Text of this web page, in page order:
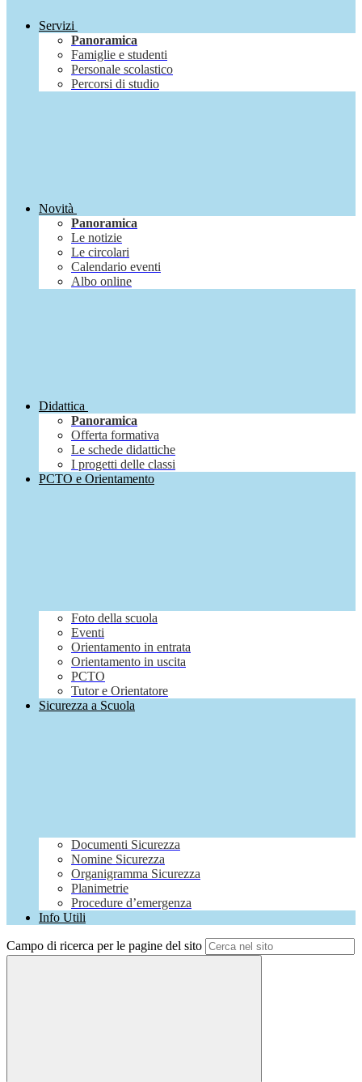
Servizi
Panoramica
Famiglie e studenti
Personale scolastico
Percorsi di studio
Novità
Panoramica
Le notizie
Le circolari
Calendario eventi
Albo online
Didattica
Panoramica
Offerta formativa
Le schede didattiche
I progetti delle classi
PCTO e Orientamento
Foto della scuola
Eventi
Orientamento in entrata
Orientamento in uscita
PCTO
Tutor e Orientatore
Sicurezza a Scuola
Documenti Sicurezza
Nomine Sicurezza
Organigramma Sicurezza
Planimetrie
Procedure d’emergenza
Info Utili
Campo di ricerca per le pagine del sito